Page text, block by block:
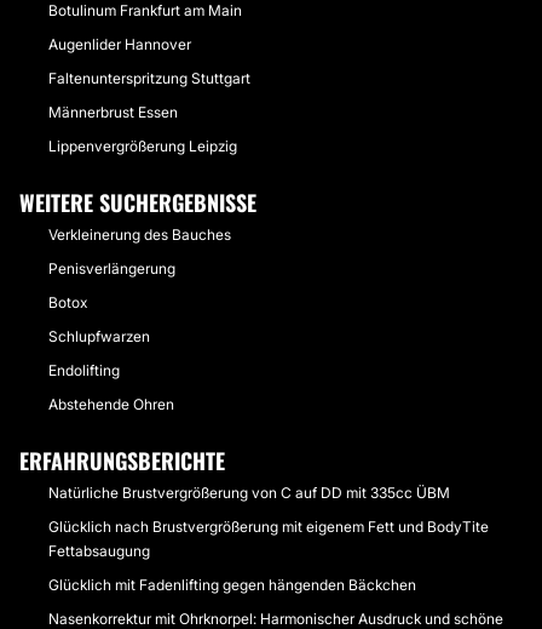
Botulinum Frankfurt am Main
Augenlider Hannover
Faltenunterspritzung Stuttgart
Männerbrust Essen
Lippenvergrößerung Leipzig
WEITERE SUCHERGEBNISSE
Verkleinerung des Bauches
Penisverlängerung
Botox
Schlupfwarzen
Endolifting
Abstehende Ohren
ERFAHRUNGSBERICHTE
Natürliche Brustvergrößerung von C auf DD mit 335cc ÜBM
Glücklich nach Brustvergrößerung mit eigenem Fett und BodyTite
Fettabsaugung
Glücklich mit Fadenlifting gegen hängenden Bäckchen
Nasenkorrektur mit Ohrknorpel: Harmonischer Ausdruck und schöne